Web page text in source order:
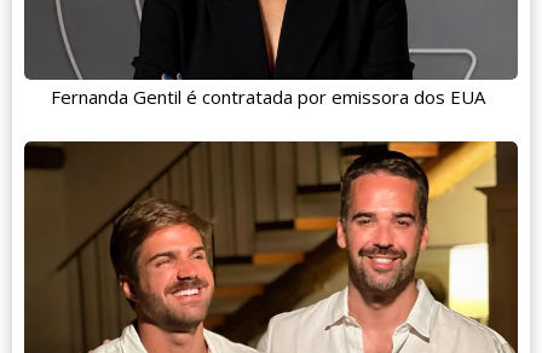
Fernanda Gentil é contratada por emissora dos EUA